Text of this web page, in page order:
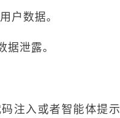
户数据。
泄露。
注入或者智能体提示